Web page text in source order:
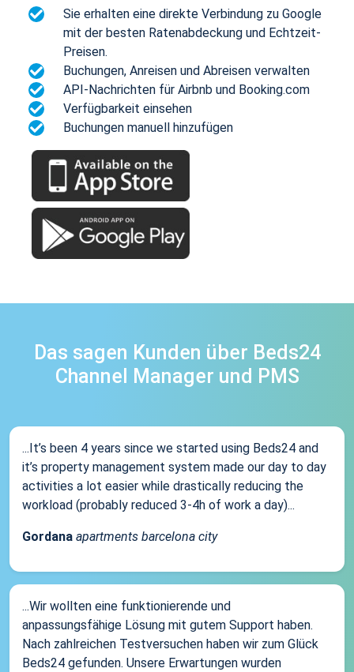
Sie erhalten eine direkte Verbindung zu Google
mit der besten Ratenabdeckung und Echtzeit-
Preisen.
Buchungen, Anreisen und Abreisen verwalten
API-Nachrichten für Airbnb und Booking.com
Verfügbarkeit einsehen
Buchungen manuell hinzufügen
Das sagen Kunden über Beds24
Channel Manager und PMS
...It’s been 4 years since we started using Beds24 and
it’s property management system made our day to day
activities a lot easier while drastically reducing the
workload (probably reduced 3-4h of work a day)...
Gordana apartments barcelona city
...Wir wollten eine funktionierende und
anpassungsfähige Lösung mit gutem Support haben.
Nach zahlreichen Testversuchen haben wir zum Glück
Beds24 gefunden. Unsere Erwartungen wurden